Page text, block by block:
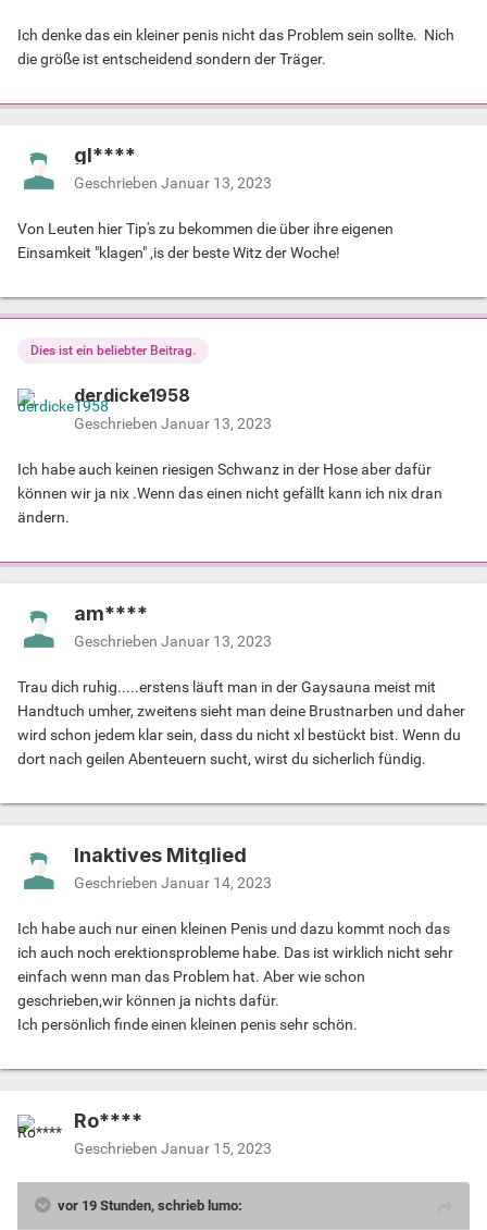
Ich denke das ein kleiner penis nicht das Problem sein sollte. Nich
die größe ist entscheidend sondern der Träger.
gl****
Geschrieben Januar 13, 2023
Von Leuten hier Tip's zu bekommen die über ihre eigenen
Einsamkeit "klagen" ,is der beste Witz der Woche!
Dies ist ein beliebter Beitrag.
derdicke1958
Geschrieben Januar 13, 2023
Ich habe auch keinen riesigen Schwanz in der Hose aber dafür
können wir ja nix .Wenn das einen nicht gefällt kann ich nix dran
ändern.
am****
Geschrieben Januar 13, 2023
Trau dich ruhig.....erstens läuft man in der Gaysauna meist mit
Handtuch umher, zweitens sieht man deine Brustnarben und daher
wird schon jedem klar sein, dass du nicht xl bestückt bist. Wenn du
dort nach geilen Abenteuern sucht, wirst du sicherlich fündig.
Inaktives Mitglied
Geschrieben Januar 14, 2023
Ich habe auch nur einen kleinen Penis und dazu kommt noch das
ich auch noch erektionsprobleme habe. Das ist wirklich nicht sehr
einfach wenn man das Problem hat. Aber wie schon
geschrieben,wir können ja nichts dafür.
Ich persönlich finde einen kleinen penis sehr schön.
Ro****
Geschrieben Januar 15, 2023
vor 19 Stunden, schrieb lumo: